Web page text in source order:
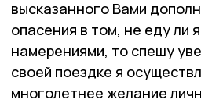
высказанного Вами
опасения в том, не еду ли
намерениями, то спешу
своей поездке я
многолетнее желание